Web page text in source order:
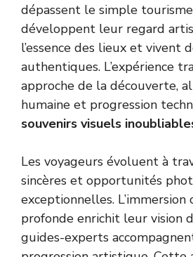
dépassent le simple
développent leur regard
l’essence des lieux et vivent
authentiques. L’expérience
approche de la découverte,
humaine et progression
souvenirs visuels
Les voyageurs évoluent à
sincères et opportunités
exceptionnelles.
profonde enrichit leur vision
guides-experts